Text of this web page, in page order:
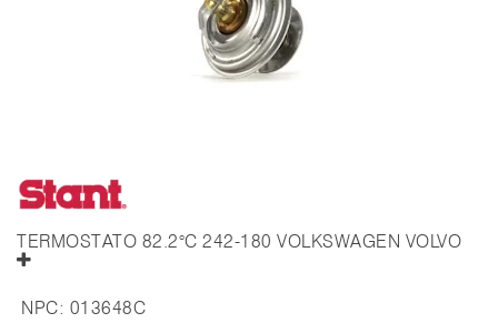
TERMOSTATO 82.2°C 242-180 VOLKSWAGEN VOLVO
NPC: 013648C